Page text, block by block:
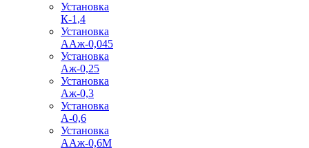
Установка
К-1,4
Установка
ААж-0,045
Установка
Аж-0,25
Установка
Аж-0,3
Установка
А-0,6
Установка
ААж-0,6М